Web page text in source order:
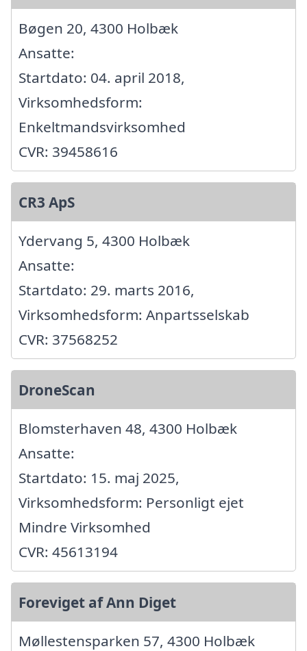
Bøgen 20, 4300 Holbæk
Ansatte:
Startdato: 04. april 2018,
Virksomhedsform:
Enkeltmandsvirksomhed
CVR: 39458616
CR3 ApS
Ydervang 5, 4300 Holbæk
Ansatte:
Startdato: 29. marts 2016,
Virksomhedsform: Anpartsselskab
CVR: 37568252
DroneScan
Blomsterhaven 48, 4300 Holbæk
Ansatte:
Startdato: 15. maj 2025,
Virksomhedsform: Personligt ejet
Mindre Virksomhed
CVR: 45613194
Foreviget af Ann Diget
Møllestensparken 57, 4300 Holbæk